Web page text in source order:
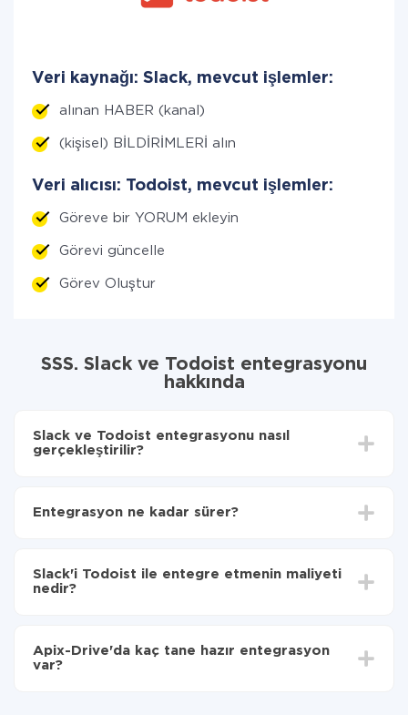
Veri kaynağı: Slack, mevcut işlemler:
alınan HABER (kanal)
(kişisel) BİLDİRİMLERİ alın
Veri alıcısı: Todoist, mevcut işlemler:
Göreve bir YORUM ekleyin
Görevi güncelle
Görev Oluştur
SSS. Slack ve Todoist entegrasyonu
hakkında
Slack ve Todoist entegrasyonu nasıl
gerçekleştirilir?
seçin
aktarılacaktır.
Entegrasyon ne kadar sürer?
olarak, 10-15 dakika sürer.
Slack'i Todoist ile entegre etmenin maliyeti
nedir?
Hizmetimiz aracılığıyla yalnızca bir sisteminizden
diğerine aktarılan veri miktarı için ödeme yaparsınız.
Apix-Drive'da kaç tane hazır entegrasyon
var?